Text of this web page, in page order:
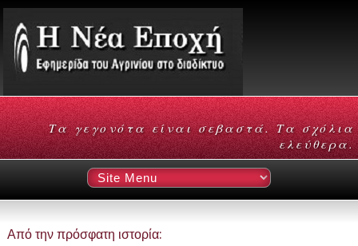
Τα γεγονότα είναι σεβαστά. Τα σχόλια
ελεύθερα.
Από την πρόσφατη ιστορία: